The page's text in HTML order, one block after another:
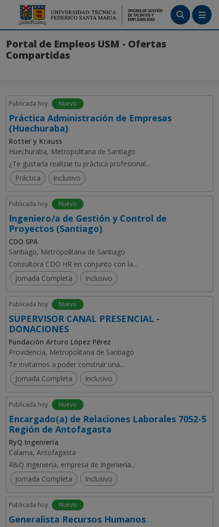
Portal de Empleos USM - Ofertas
Compartidas
Publicada hoy Nuevo
Práctica Administración de Empresas
(Huechuraba)
Rotter y Krauss
Huechuraba, Metropolitana de Santiago
¿Te gustaría realizar tu práctica profesional...
Práctica
Inclusivo
Publicada hoy Nuevo
Ingeniero/a de Gestión y Control de
Proyectos (Santiago)
CDO SPA
Santiago, Metropolitana de Santiago
Consultora CDO HR en conjunto con la...
Jornada Completa
Inclusivo
Publicada hoy Nuevo
SUPERVISOR CANAL PRESENCIAL -
DONACIONES
Fundación Arturo López Pérez
Providencia, Metropolitana de Santiago
Te invitamos a poder construir una...
Jornada Completa
Inclusivo
Publicada hoy Nuevo
Encargado(a) de Relaciones Laborales 7052-5
Región de Antofagasta
RyQ Ingeniería
Calama, Antofagasta
R&Q Ingeniería, empresa de Ingeniería...
Jornada Completa
Inclusivo
Publicada hoy Nuevo
Generalista Recursos Humanos